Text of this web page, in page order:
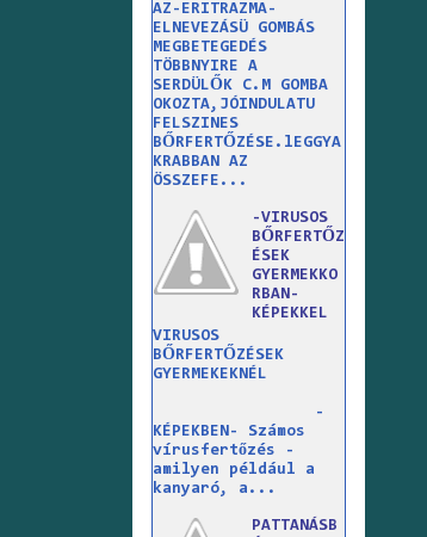
AZ-ERITRAZMA-
ELNEVEZÁSÜ GOMBÁS
MEGBETEGEDÉS
TÖBBNYIRE A
SERDÜLŐK C.M GOMBA
OKOZTA,JÓINDULATU
FELSZINES
BŐRFERTŐZÉSE.lEGGYA
KRABBAN AZ
ÖSSZEFE...
-VIRUSOS
BŐRFERTŐZ
ÉSEK
GYERMEKKO
RBAN-
KÉPEKKEL
VIRUSOS
BŐRFERTŐZÉSEK
GYERMEKEKNÉL
-
KÉPEKBEN- Számos
vírusfertőzés -
amilyen például a
kanyaró, a...
PATTANÁSB